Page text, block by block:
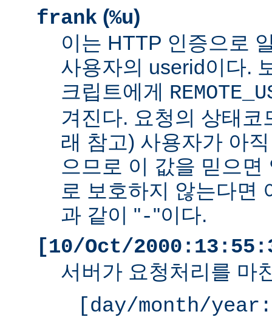
frank (%u)
이는 HTTP 인증으로
사용자의 userid이다.
크립트에게
겨진다. 요청의 상태코
래 참고) 사용자가 아
으므로 이 값을 믿으면
로 보호하지 않는다면
과 같이 "-"이다.
[10/Oct/
서버가 요청처리를 마
[day/month/